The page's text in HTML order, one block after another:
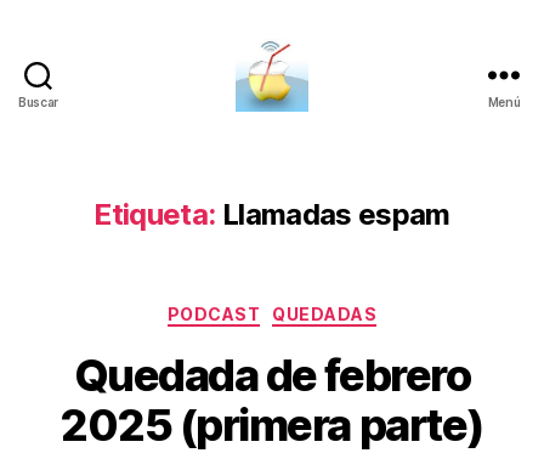
Buscar Menú
Etiqueta: Llamadas espam
Categorías
PODCAST QUEDADAS
Quedada de febrero
2025 (primera parte)